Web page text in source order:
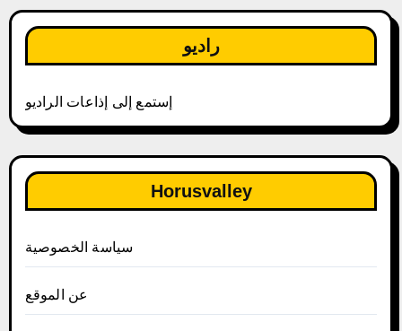
راديو
إستمع إلى إذاعات الراديو
Horusvalley
سياسة الخصوصية
عن الموقع